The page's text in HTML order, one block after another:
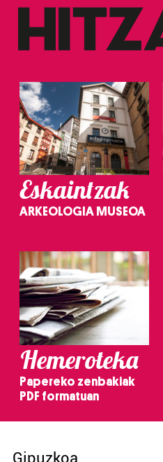
Eskaintzak
ARKEOLOGIA MUSEOA
Hemeroteka
Papereko zenbakiak
PDF formatuan
Gipuzkoa